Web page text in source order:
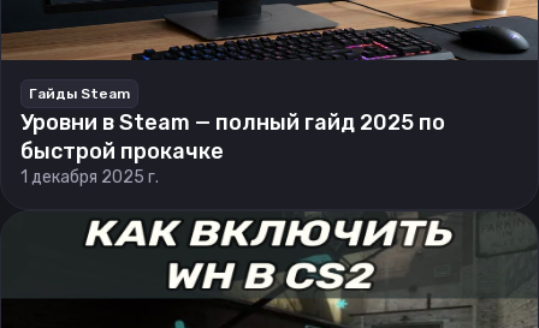
Гайды Steam
Уровни в Steam — полный гайд 2025 по
быстрой прокачке
1 декабря 2025 г.